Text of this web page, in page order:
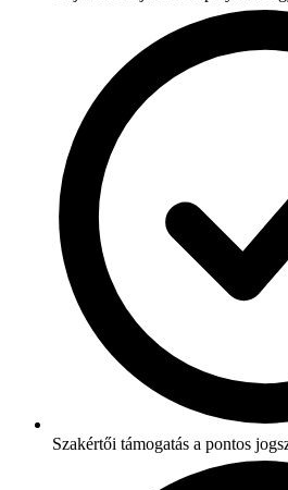
Szakértői támogatás a pontos